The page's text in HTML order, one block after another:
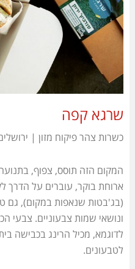
שרגא קפה
כשרות צהר פיקוח מזון |
המקום הזה תוסס, צפוף,
ארוחת בוקר, עוברים על הדרך
(בג'בטות שנאפות במקום), גם
ונושאי שמות צבעוניים. צבעי
לדוגמא, מכיל הרינג בכבישה
לטבעונים.